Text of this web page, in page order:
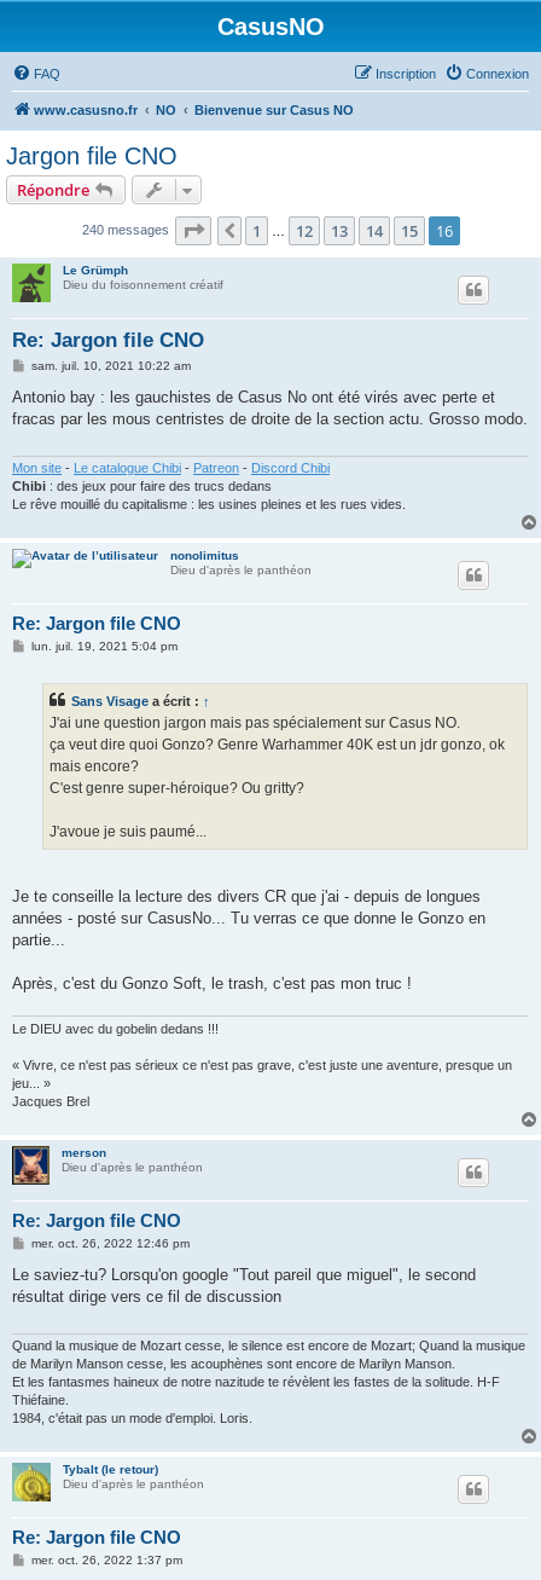
CasusNO
FAQ Connexion
Inscription
www.casusno.fr NO Bienvenue sur Casus NO
Jargon file CNO
Répondre
240 messages Page 16 sur 16
Précédent
1 12 13 14 15 16
Le Grümph
Dieu du foisonnement créatif
Re: Jargon file CNO
M
s
a
sam. juil. 10, 2021 10:22 am
Antonio bay : les gauchistes de Casus No ont été virés avec perte et
fracas par les mous centristes de droite de la section actu. Grosso modo.
Mon site - Le catalogue Chibi - Patreon - Discord Chibi
Chibi : des jeux pour faire des trucs dedans
Le rêve mouillé du capitalisme : les usines pleines et les rues vides.
nonolimitus
Dieu d'après le panthéon
Re: Jargon file CNO
Mlun. juil. 19, 2021 5:04 pm
Sans Visage a écrit : ↑
J'ai une question jargon mais pas spécialement sur Casus NO.
ça veut dire quoi Gonzo? Genre Warhammer 40K est un jdr gonzo, ok
mais encore?
C'est genre super-héroique? Ou gritty?
J'avoue je suis paumé...
Je te conseille la lecture des divers CR que j'ai - depuis de longues
années - posté sur CasusNo... Tu verras ce que donne le Gonzo en
partie...
Après, c'est du Gonzo Soft, le trash, c'est pas mon truc !
Le DIEU avec du gobelin dedans !!!
« Vivre, ce n'est pas sérieux ce n'est pas grave, c'est juste une aventure, presque un
jeu... »
Jacques Brel
merson
Dieu d'après le panthéon
Re: Jargon file CNO
M
s
a
mer. oct. 26, 2022 12:46 pm
Le saviez-tu? Lorsqu'on google "Tout pareil que miguel", le second
résultat dirige vers ce fil de discussion
Quand la musique de Mozart cesse, le silence est encore de Mozart; Quand la musique
de Marilyn Manson cesse, les acouphènes sont encore de Marilyn Manson.
Et les fantasmes haineux de notre nazitude te révèlent les fastes de la solitude. H-F
Thiéfaine.
1984, c'était pas un mode d'emploi. Loris.
Tybalt (le retour)
Dieu d'après le panthéon
Re: Jargon file CNO
Mmer. oct. 26, 2022 1:37 pm